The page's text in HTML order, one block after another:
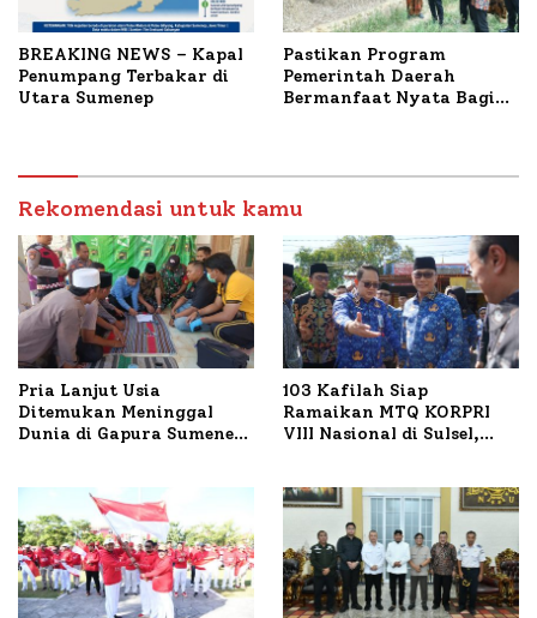
BREAKING NEWS – Kapal
Penumpang Terbakar di
Utara Sumenep
Pastikan Program
Pemerintah Daerah
Bermanfaat Nyata Bagi
Petelur di Desa Bataal
Timur
Rekomendasi untuk kamu
Pria Lanjut Usia
Ditemukan Meninggal
Dunia di Gapura Sumenep,
103 Kafilah Siap
Ramaikan MTQ KORPRI
VIII Nasional di Sulsel,